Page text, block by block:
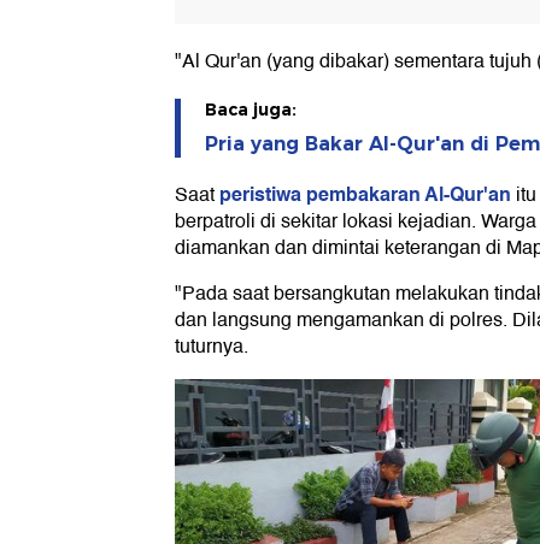
"Al Qur'an (yang dibakar) sementara
Baca juga:
Pria yang Bakar Al-Qur'an di
Saatperistiwa pembakaran Al-Qur'an
berpatroli di sekitar lokasi kejadian.
diamankan dan dimintai keterangan di
"Pada saat bersangkutan melakukan
dan langsung mengamankan di polres.
tuturnya.